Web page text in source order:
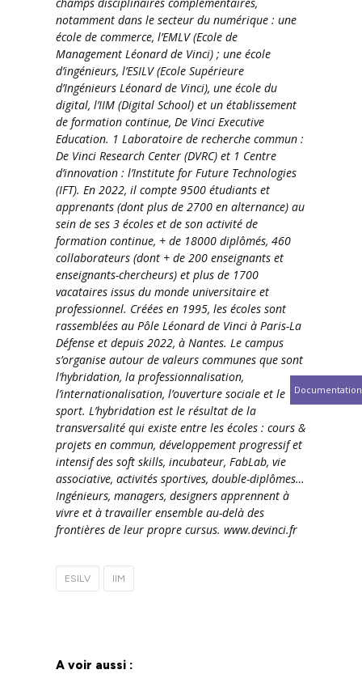
notamment dans le secteur du numérique : une
école de commerce, l’EMLV (Ecole de
Management Léonard de Vinci) ; une école
d’ingénieurs, l’ESILV (Ecole Supérieure
d’Ingénieurs Léonard de Vinci), une école du
digital, l’IIM (Digital School) et un établissement
de formation continue, De Vinci Executive
Education. 1 Laboratoire de recherche commun :
De Vinci Research Center (DVRC) et 1 Centre
d’innovation : l’Institute for Future Technologies
(IFT). En 2022, il compte 9500 étudiants et
apprenants (dont plus de 2700 en alternance) au
sein de ses 3 écoles et de son activité de
formation continue, + de 18000 diplômés, 460
collaborateurs (dont + de 200 enseignants et
enseignants-chercheurs) et plus de 1700
vacataires issus du monde universitaire et
professionnel. Créées en 1995, les écoles sont
rassemblées au Pôle Léonard de Vinci à Paris-La
Défense et depuis 2022, à Nantes. Le campus
s’organise autour de valeurs communes que sont
l’hybridation, la professionnalisation,
l’internationalisation, l’ouverture sociale et le
sport. L’hybridation est le résultat de la
transversalité qui existe entre les écoles : cours &
projets en commun, développement progressif et
intensif des soft skills, incubateur, FabLab, vie
associative, activités sportives, double-diplômes…
Ingénieurs, managers, designers apprennent à
vivre et à travailler ensemble au-delà des
frontières de leur propre cursus. www.devinci.fr
ESILV IIM
A voir aussi :
Documentation